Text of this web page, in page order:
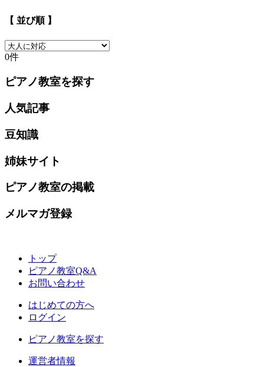
【 並び順 】
0件
ピアノ教室を探す
人気記事
豆知識
姉妹サイト
ピアノ教室の掲載
メルマガ登録
トップ
ピアノ教室Q&A
お問い合わせ
はじめての方へ
ログイン
ピアノ教室を探す
運営者情報